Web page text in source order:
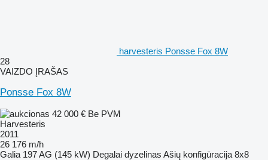
harvesteris Ponsse Fox 8W
28
VAIZDO ĮRAŠAS
Ponsse Fox 8W
42 000 € Be PVM
Harvesteris
2011
26 176 m/h
Galia 197 AG (145 kW) Degalai dyzelinas Ašių konfigūracija 8x8